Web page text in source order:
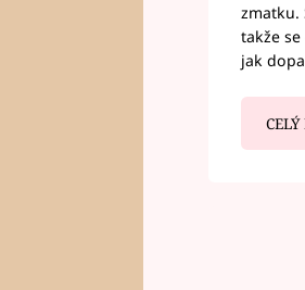
zmatku.
takže
jak